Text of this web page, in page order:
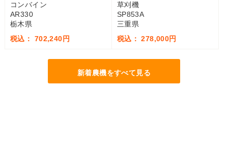
コンバイン
AR330
栃木県
税込： 702,240円
草刈機
SP853A
三重県
税込： 278,000円
新着農機をすべて見る